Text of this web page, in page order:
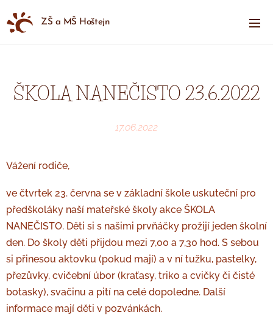
ZŠ a MŠ Hoštejn
ŠKOLA NANEČISTO 23.6.2022
17.06.2022
Vážení rodiče,
ve čtvrtek 23. června se v základní škole uskuteční pro
předškoláky naší mateřské školy akce ŠKOLA
NANEČISTO. Děti si s našimi prvňáčky prožijí jeden školní
den. Do školy děti přijdou mezi 7,00 a 7,30 hod. S sebou
si přinesou aktovku (pokud mají) a v ní tužku, pastelky,
přezůvky, cvičební úbor (kraťasy, triko a cvičky či čisté
botasky), svačinu a pití na celé dopoledne. Další
informace mají děti v pozvánkách.